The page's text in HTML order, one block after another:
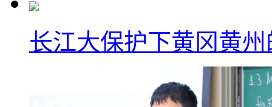
长江大保护下黄冈黄